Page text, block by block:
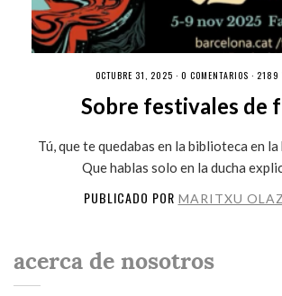
OCTUBRE 31, 2025 · 0 COMENTARIOS · 2189
Sobre festivales de
Tú, que te quedabas en la biblioteca en
Que hablas solo en la ducha
PUBLICADO POR MARITXU
acerca de nosotros